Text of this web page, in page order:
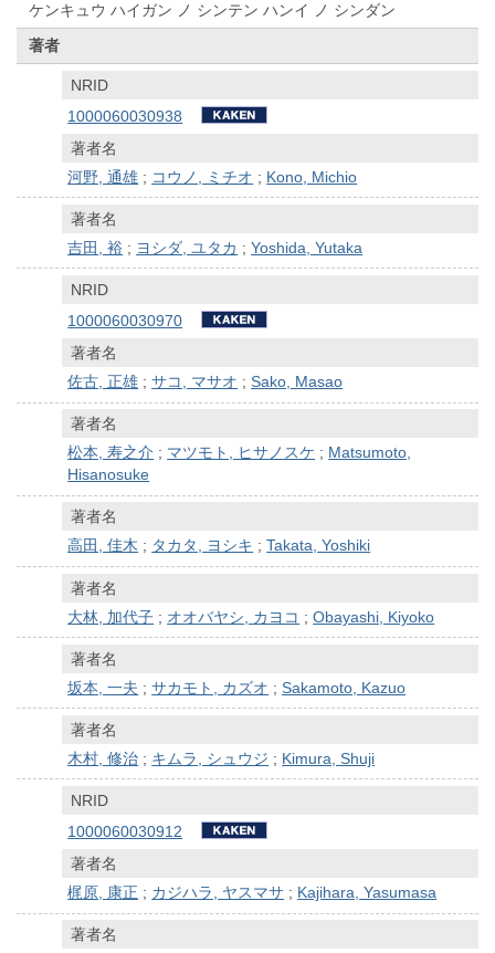
ケンキュウ ハイガン ノ シンテン ハンイ ノ シンダン
著者
NRID
1000060030938
著者名
河野, 通雄 ; コウノ, ミチオ ; Kono, Michio
著者名
吉田, 裕 ; ヨシダ, ユタカ ;Yoshida, Yutaka
NRID
1000060030970
著者名
佐古, 正雄 ;サコ, マサオ ;Sako, Masao
著者名
松本, 寿之介 ; マツモト, ヒサノスケ ; Matsumoto,
Hisanosuke
著者名
高田, 佳木 ; タカタ, ヨシキ ;Takata, Yoshiki
著者名
大林, 加代子 ; オオバヤシ, カヨコ ;Obayashi, Kiyoko
著者名
坂本, 一夫 ;サカモト, カズオ ;Sakamoto, Kazuo
著者名
木村, 修治 ; キムラ, シュウジ ; Kimura, Shuji
NRID
1000060030912
著者名
梶原, 康正 ; カジハラ, ヤスマサ ; Kajihara, Yasumasa
著者名